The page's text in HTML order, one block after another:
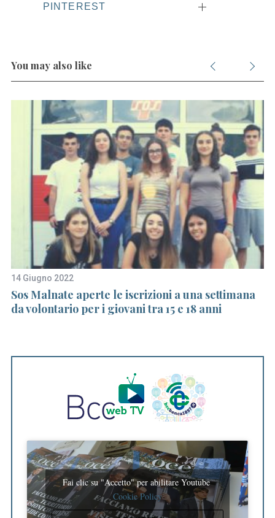
PINTEREST
You may also like
14 Giugno 2022
Sos Malnate aperte le iscrizioni a una settimana
da volontario per i giovani tra 15 e 18 anni
Fai clic su "Accetto" per abilitare Youtube
Cookie Policy
S
e
a
r
c
f
o
r
: